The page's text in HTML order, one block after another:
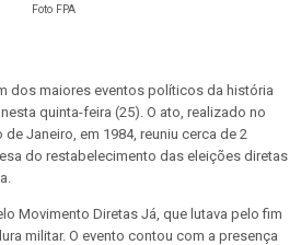
Foto FPA
dos maiores eventos políticos da história
quinta-feira (25). O ato, realizado no
Janeiro, em 1984, reuniu cerca de 2
do restabelecimento das eleições diretas
Movimento Diretas Já, que lutava pelo fim
militar. O evento contou com a presença